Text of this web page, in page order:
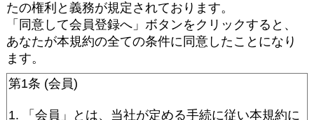
たの権利と義務が規定されております。
「同意して会員登録へ」ボタンをクリックすると、
あなたが本規約の全ての条件に同意したことになり
ます。